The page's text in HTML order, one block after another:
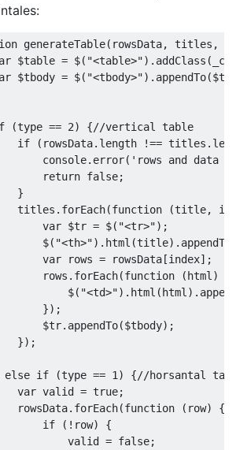
generateTable( rowsData, titles ,
$table = $( "<table>"). addClass (
$tbody = $( "<tbody>"). appendTo(
(type == 2) {//vertical table
if
( rowsData. length !== titles .
console
. error( 'rows and data
return false;
}
titles
. forEach(function (title,
var $tr = $( "<tr>");
$
( "<th>"). html (title). appendTo
var rows = rowsData[index];
rows
. forEach(function (html )
$
( "<td>"). html (html ).
});
$tr
. appendTo($tbody);
});
else if (type == 1 ) {//horsantal
var valid = true;
rowsData
. forEach(function ( row)
{
if
(! row)
{
valid
= false;